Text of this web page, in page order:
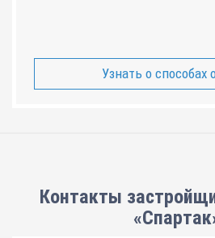
Узнать о способах
Контакты